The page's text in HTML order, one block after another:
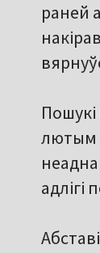
раней
Пошукі
лютым
адлігі